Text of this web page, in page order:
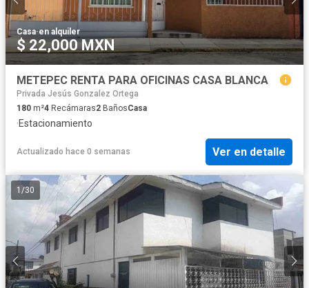
Casa·en alquiler
$ 22,000 MXN
METEPEC RENTA PARA OFICINAS CASA BLANCA
Privada Jesús Gonzalez Ortega
180 m²4 Recámaras2 BañosCasa
·Estacionamiento
Actualizado hace 0 semanas Ver en detalle
1 /30